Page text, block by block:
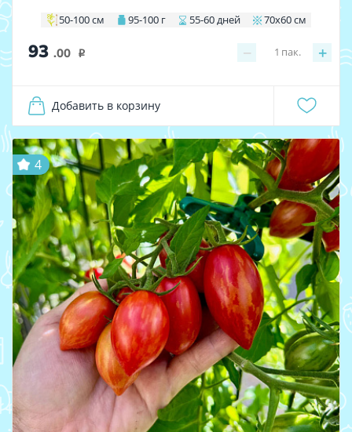
50-100 см 95-100 г 55-60 дней 70х60 см
93 .00 i − +
1 пак.
Добавить в корзину
4